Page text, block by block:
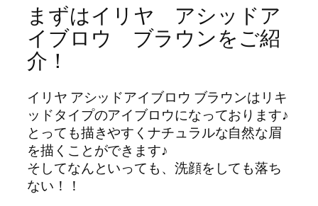
まずはイリヤ アシッドア
イブロウ ブラウンをご紹
介！
イリヤ アシッドアイブロウ ブラウンはリキ
ッドタイプのアイブロウになっております♪
とっても描きやすくナチュラルな自然な眉
を描くことができます♪
そしてなんといっても、洗顔をしても落ち
ない！！